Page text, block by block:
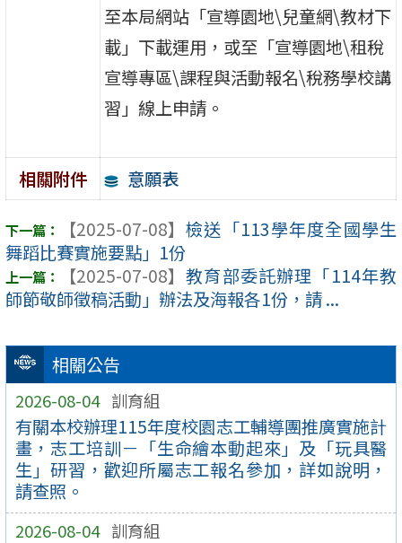
相關公告
2026-08-04 訓育組
有關本校辦理115年度校園志工輔導團推廣實施計
畫，志工培訓－「生命繪本動起來」及「玩具醫
生」研習，歡迎所屬志工報名參加，詳如說明，
請查照。
2026-08-04 訓育組
至本局網站「宣導園地\兒童網\教材下
載」下載運用，或至「宣導園地\租稅
宣導專區\課程與活動報名\稅務學校講
習」線上申請。
相關附件 意願表
【2025-07-08】 檢送「113學年度全國學生
舞蹈比賽實施要點」1份
【2025-07-08】 教育部委託辦理「114年教
師節敬師徵稿活動」辦法及海報各1份，請 ...